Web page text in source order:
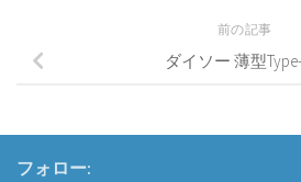
前の記事
ダイソー 薄型
フォロー: